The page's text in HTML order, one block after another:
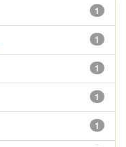
1
1
1
1
1